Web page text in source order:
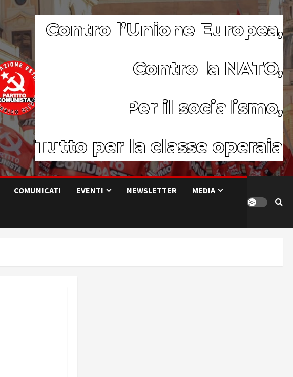
Contro l’Unione Europea,
Contro la NATO,
Per il socialismo,
Tutto per la classe operaia
COMUNICATI EVENTI NEWSLETTER MEDIA